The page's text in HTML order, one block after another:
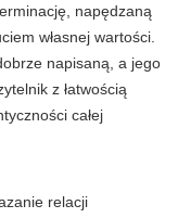
napędzaną
własnej wartości.
napisaną, a jego
z łatwością
całej
relacji